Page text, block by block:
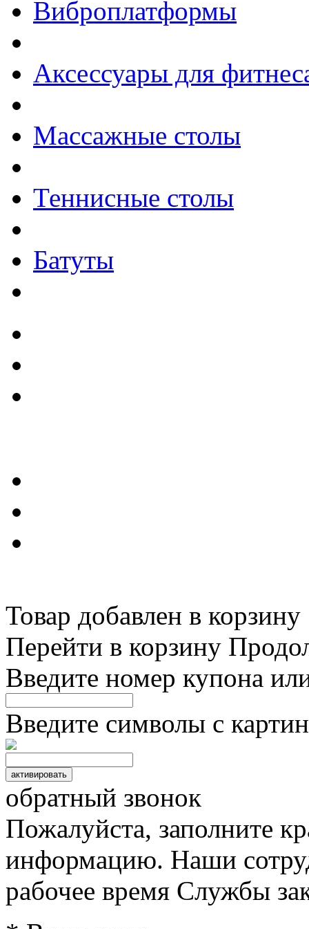
Виброплатформы
Аксессуары для
Массажные столы
Теннисные столы
Батуты
Товар добавлен в корзину
Перейти в корзину
Введите номер купона
Введите символы с
обратный звонок
Пожалуйста, заполните
информацию. Наши
рабочее время Службы